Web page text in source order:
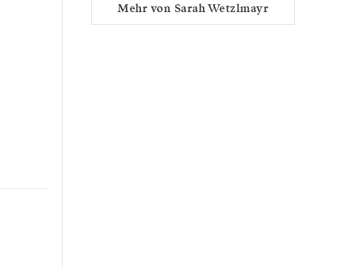
Mehr von Sarah Wetzlmayr